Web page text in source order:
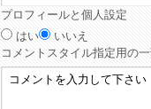
プロフィールと個人設定
はい
いいえ
コメント スタイル指定用の